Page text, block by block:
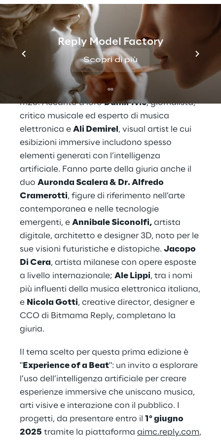
Reply Model Factory
Scopri di più
Tra i membri della giuria figurano nomi di
rilievo comeSeth Troxler e DJ Tennis
produttori noti per il loro approccio
pionieristico all’uso dell’AI nelle performance
dal vivo, e
Albertino— DJ, conduttore
radiofonico e direttore artistico di Radio
m2o. Accanto a loroDamir Ivic, giornalista,
critico musicale ed esperto di musica
elettronica e Ali Demirel , visual artist le cui
esibizioni immersive includono spesso
elementi generati con l’intelligenza
artificiale. Fanno parte della giuria anche il
duo Auronda Scalera & Dr. Alfredo
Cramerotti, figure di riferimento nell’arte
contemporanea e nelle tecnologie
emergenti, e Annibale Siconolfi, artista
digitale, architetto e designer 3D, noto per le
sue visioni futuristiche e distopiche. Jacopo
Di Cera, artista milanese con opere esposte
a livello internazionale; Ale Lippi, tra i nomi
più influenti della musica elettronica italiana,
e Nicola Gotti, creative director, designer e
CCO di Bitmama Reply, completano la
giuria.
Il tema scelto per questa prima edizione è
" Experience of a Beat": un invito a esplorare
l’uso dell’intelligenza artificiale per creare
esperienze immersive che uniscano musica,
arti visive e interazione con il pubblico. I
progetti, da presentare entro il 1° giugno
2025 tramite la piattaforma aimc.reply.com,